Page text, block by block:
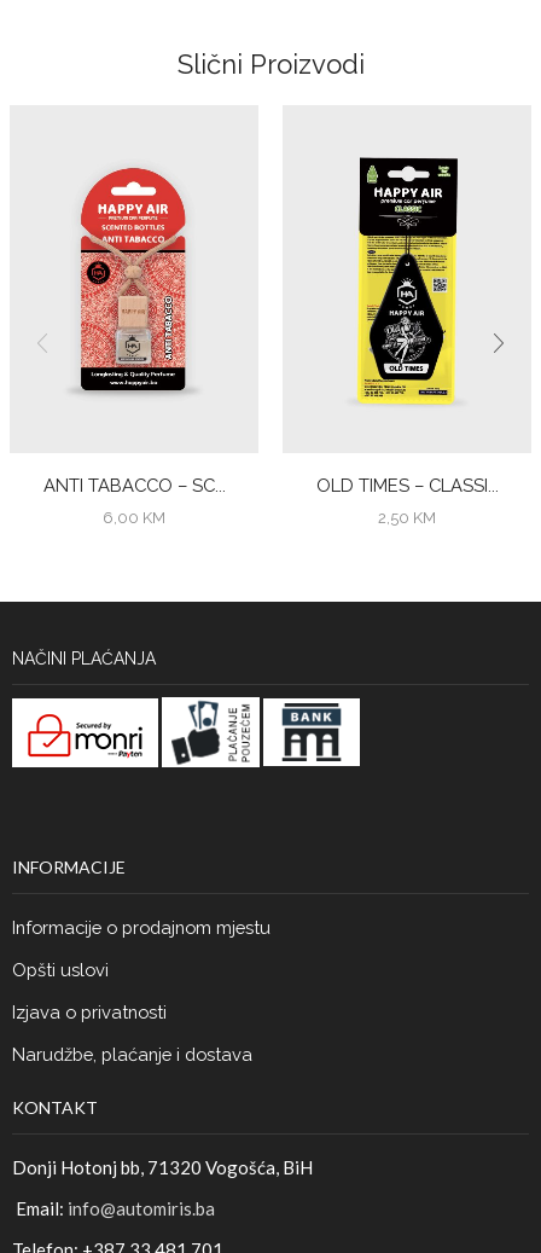
Slični Proizvodi
ANTI TABACCO – SC...
6,00 KM
OLD TIMES – CLASSI...
2,50 KM
NAČINI PLAĆANJA
INFORMACIJE
Informacije o prodajnom mjestu
Opšti uslovi
Izjava o privatnosti
Narudžbe, plaćanje i dostava
KONTAKT
Donji Hotonj bb, 71320 Vogošća, BiH
Email: info@automiris.ba